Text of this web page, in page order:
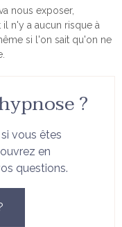
nous exposer,
n'y a aucun risque à
si l'on sait qu'on ne
?
vous êtes
en
questions.